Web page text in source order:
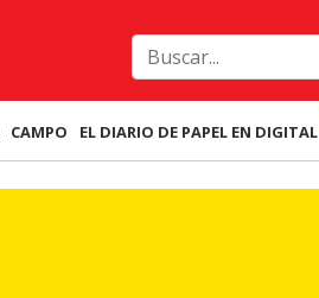
CAMPO EL DIARIO DE PAPEL EN DIGITAL